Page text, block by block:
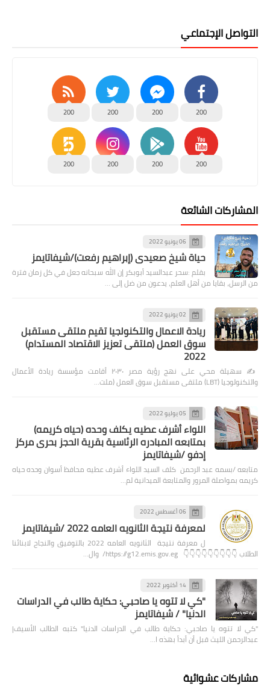
التواصل الإجتماعي
200
200
200
200
200
200
200
200
المشاركات الشائعة
06 يونيو 2022
حياة شيخ صعيدى (إبراهيم رفعت)/شيفاتايمز
بقلم :سحر عبدالسيد أبوبكر إن الله سبحانه جعل في كل زمان فترة
من الرسل، بقايا من أهل العلم، يدعون من ضل إلى …
02 يونيو 2022
ريادة الاعمال والتكنولجيا تقيم ملتقى مستقبل
سوق العمل (ملتقى تعزيز الاقتصاد المستدام)
2022
✍️ سهيلة محي على نهج رؤية مصر ٢٠٣٠ أقامت مؤسسة ريادة الأعمال
والتكنولوجيا (LBT) ملتقى مستقبل سوق العمل (ملت…
05 يوليو 2022
اللواء أشرف عطيه يكلف وحده (حياه كريمه)
بمتابعه المبادره الرئاسية بقرية الحجز بحرى مركز
إدفو /شيفاتايمز
متابعه /بسمه عبد الرحمن كلف السيد اللواء أشرف عطيه محافظ أسوان وحده حياه
كريمه بمواصلة المرور والمتابعة الميدانية لم…
06 أغسطس 2022
لمعرفة نتيجة الثانويه العامه 2022 /شيفاتايمز
ل معرفة نتيجة الثانويه العامه 2022 بالتوفيق والنجاح لابنائنا
الطلاب 👇👇👇👇👇👇👇👇👇 https://g12.emis.gov.eg/ وال…
14 أكتوبر 2022
"كي لا تتوه يا صاحبي: حكاية طالب في الدراسات
الدنيا" / شيفاتايمز
"كي لا تتوه يا صاحبي: حكاية طالب في الدراسات الدنيا" كتبه الطالب الأسيف|
عبدالرحمن الليث قبل أن أبدأ بهذه ا…
مشاركات عشوائية